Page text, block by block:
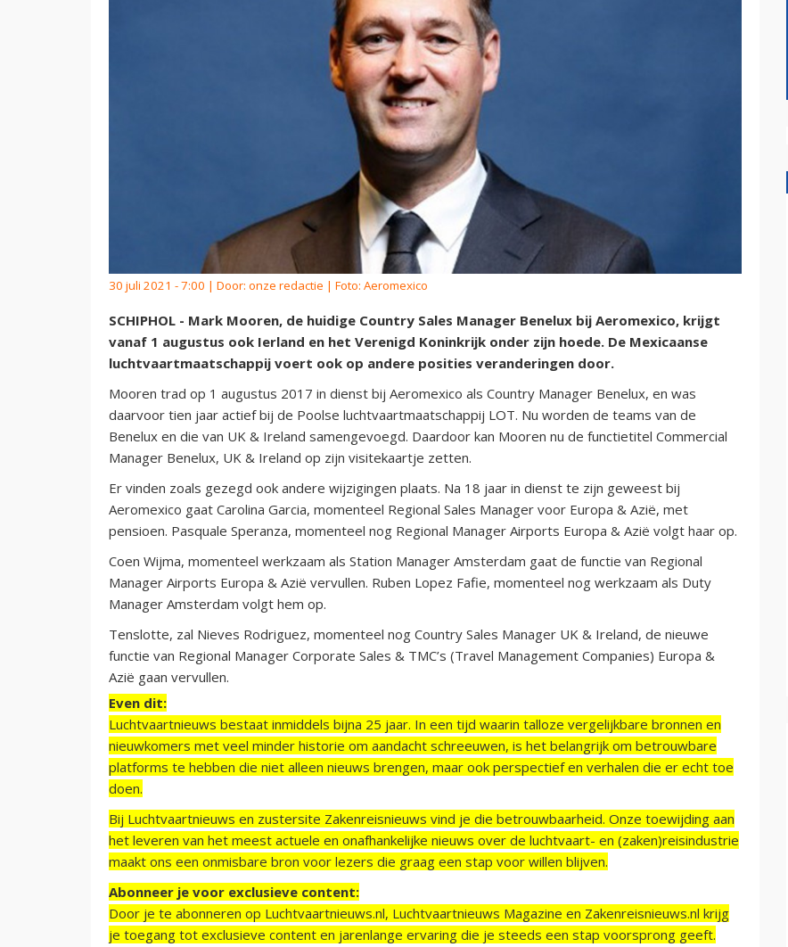
30 juli 2021 - 7:00 | Door: onze redactie | Foto: Aeromexico
SCHIPHOL - Mark Mooren, de huidige Country Sales Manager Benelux bij Aeromexico, krijgt
vanaf 1 augustus ook Ierland en het Verenigd Koninkrijk onder zijn hoede. De Mexicaanse
luchtvaartmaatschappij voert ook op andere posities veranderingen door.
Mooren trad op 1 augustus 2017 in dienst bij Aeromexico als Country Manager Benelux, en was
daarvoor tien jaar actief bij de Poolse luchtvaartmaatschappij LOT. Nu worden de teams van de
Benelux en die van UK & Ireland samengevoegd. Daardoor kan Mooren nu de functietitel Commercial
Manager Benelux, UK & Ireland op zijn visitekaartje zetten.
Er vinden zoals gezegd ook andere wijzigingen plaats. Na 18 jaar in dienst te zijn geweest bij
Aeromexico gaat Carolina Garcia, momenteel Regional Sales Manager voor Europa & Azië, met
pensioen. Pasquale Speranza, momenteel nog Regional Manager Airports Europa & Azië volgt haar op.
Coen Wijma, momenteel werkzaam als Station Manager Amsterdam gaat de functie van Regional
Manager Airports Europa & Azië vervullen. Ruben Lopez Fafie, momenteel nog werkzaam als Duty
Manager Amsterdam volgt hem op.
Tenslotte, zal Nieves Rodriguez, momenteel nog Country Sales Manager UK & Ireland, de nieuwe
functie van Regional Manager Corporate Sales & TMC’s (Travel Management Companies) Europa &
Azië gaan vervullen.
Even dit:
Luchtvaartnieuws bestaat inmiddels bijna 25 jaar. In een tijd waarin talloze vergelijkbare bronnen en
nieuwkomers met veel minder historie om aandacht schreeuwen, is het belangrijk om betrouwbare
platforms te hebben die niet alleen nieuws brengen, maar ook perspectief en verhalen die er echt toe
doen.
Bij Luchtvaartnieuws en zustersite Zakenreisnieuws vind je die betrouwbaarheid. Onze toewijding aan
het leveren van het meest actuele en onafhankelijke nieuws over de luchtvaart- en (zaken)reisindustrie
maakt ons een onmisbare bron voor lezers die graag een stap voor willen blijven.
Abonneer je voor exclusieve content:
Door je te abonneren op Luchtvaartnieuws.nl, Luchtvaartnieuws Magazine en Zakenreisnieuws.nl krijg
je toegang tot exclusieve content en jarenlange ervaring die je steeds een stap voorsprong geeft.